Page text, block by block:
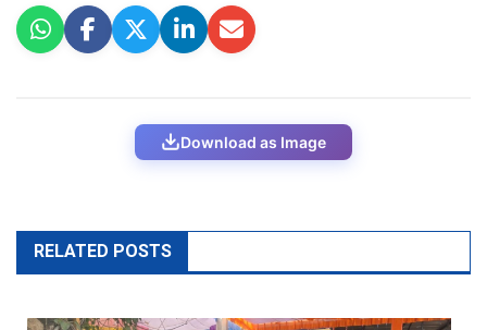
Download as Image
RELATED POSTS